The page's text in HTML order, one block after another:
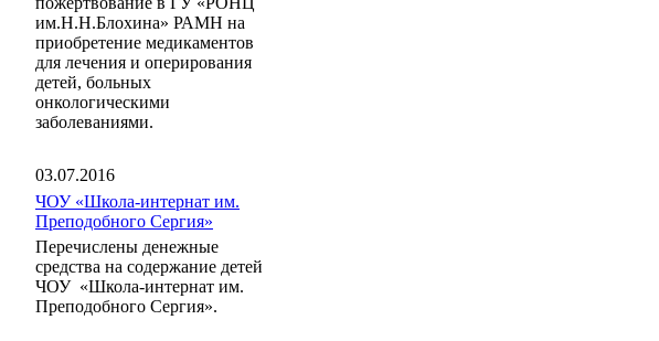
им.Н.Н.Блохина» РАМН на
приобретение медикаментов
для лечения и оперирования
детей, больных
онкологическими
заболеваниями.
03.07.2016
ЧОУ «Школа-интернат им.
Преподобного Сергия»
Перечислены денежные
средства на содержание детей
ЧОУ «Школа-интернат им.
Преподобного Сергия».